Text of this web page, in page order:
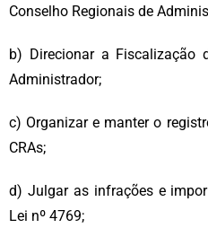
Conselho Regionais de
b) Direcionar a Fiscalização
Administrador;
c) Organizar e manter o
CRAs;
d) Julgar as infrações e
Lei nº 4769;